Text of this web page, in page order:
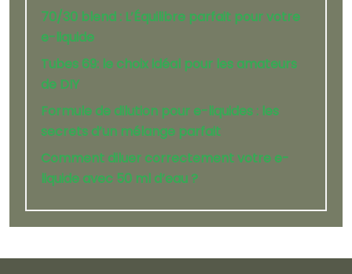
70/30 blend : L’Équilibre parfait pour votre
e-liquide
Tubes 69: le choix idéal pour les amateurs
de DIY
Formule de dilution pour e-liquides : les
secrets d’un mélange parfait
Comment diluer correctement votre e-
liquide avec 50 ml d’eau ?